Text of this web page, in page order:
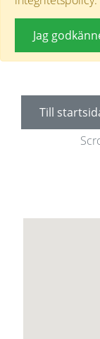
Jag
Till